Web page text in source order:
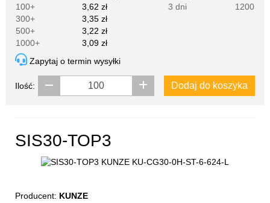
100+
3,62 zł
300+
3,35 zł
500+
3,22 zł
1000+
3,09 zł
3 dni
1200
Zapytaj o termin wysyłki
Ilość: Dodaj do koszyka
SIS30-TOP3
Producent: KUNZE